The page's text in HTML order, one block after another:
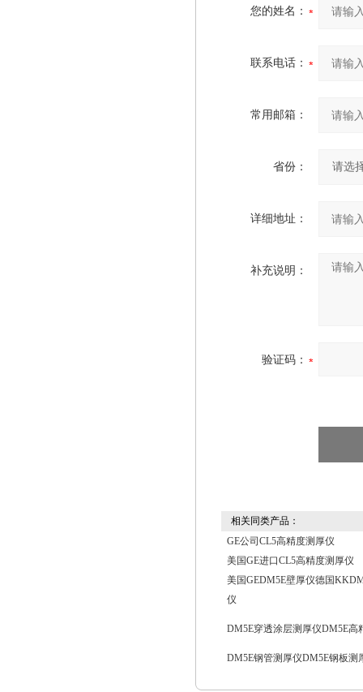
您的姓名：
联系电话：
常用邮箱：
省份：
详细地址：
补充说明：
验证码：
相关同类产品：
GE公司CL5高精度测厚仪
美国GE进口CL5高精度测厚仪
美国GEDM5E壁厚仪德国
仪
DM5E穿透涂层测厚仪DM5E高
DM5E钢管测厚仪DM5E钢板测